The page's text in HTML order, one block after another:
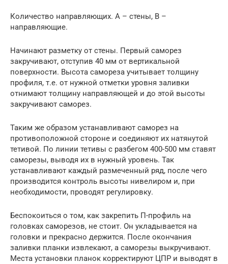
Количество направляющих. А – стены, В –
направляющие.
Начинают разметку от стены. Первый саморез
закручивают, отступив 40 мм от вертикальной
поверхности. Высота самореза учитывает толщину
профиля, т.е. от нужной отметки уровня заливки
отнимают толщину направляющей и до этой высоты
закручивают саморез.
Таким же образом устанавливают саморез на
противоположной стороне и соединяют их натянутой
тетивой. По линии тетивы с разбегом 400-500 мм ставят
саморезы, выводя их в нужный уровень. Так
устанавливают каждый размеченный ряд, после чего
производится контроль высоты нивелиром и, при
необходимости, проводят регулировку.
Беспокоиться о том, как закрепить П-профиль на
головках саморезов, не стоит. Он укладывается на
головки и прекрасно держится. После окончания
заливки планки извлекают, а саморезы выкручивают.
Места установки планок корректируют ЦПР и выводят в